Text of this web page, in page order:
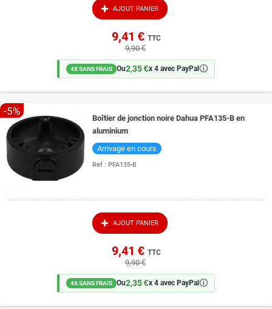
AJOUT PANIER
9,41 € TTC
9,90 €
4X SANS FRAIS Ou2,35 €x 4 avec PayPal 🛈
-5%
Boîtier de jonction noire Dahua PFA135-B en
aluminium
Arrivage en cours
Ref : PFA135-B
AJOUT PANIER
9,41 € TTC
9,90 €
4X SANS FRAIS Ou2,35 €x 4 avec PayPal 🛈